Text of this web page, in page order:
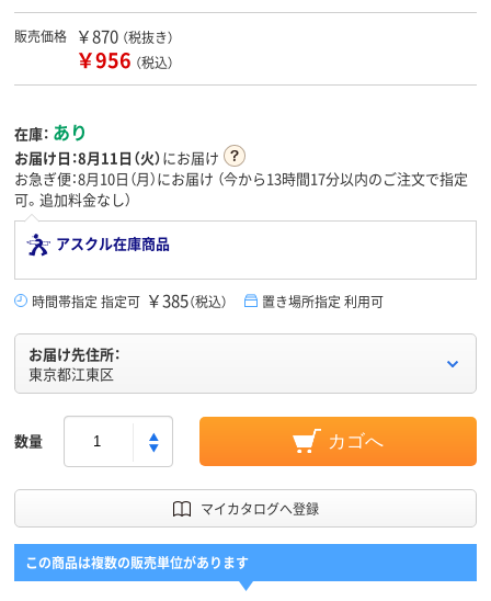
販売価格 ￥870 （税抜き）
￥956 （税込）
在庫： あり
お届け日：8月11日（火）にお届け
お急ぎ便：8月10日（月）にお届け （今から13時間17分以内のご注文で指定
可。追加料金なし）
アスクル在庫商品
時間帯指定 指定可 ￥385（税込） 置き場所指定 利用可
お届け先住所：
東京都江東区
数量 カゴへ
マイカタログへ登録
この商品は複数の販売単位があります